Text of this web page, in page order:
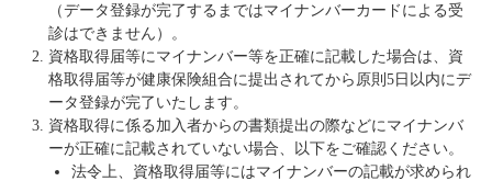
（データ登録が完了するまではマイナンバーカードによる受
診はできません）。
資格取得届等にマイナンバー等を正確に記載した場合は、資
格取得届等が健康保険組合に提出されてから原則5日以内にデ
ータ登録が完了いたします。
資格取得に係る加入者からの書類提出の際などにマイナンバ
ーが正確に記載されていない場合、以下をご確認ください。
法令上、資格取得届等にはマイナンバーの記載が求められ